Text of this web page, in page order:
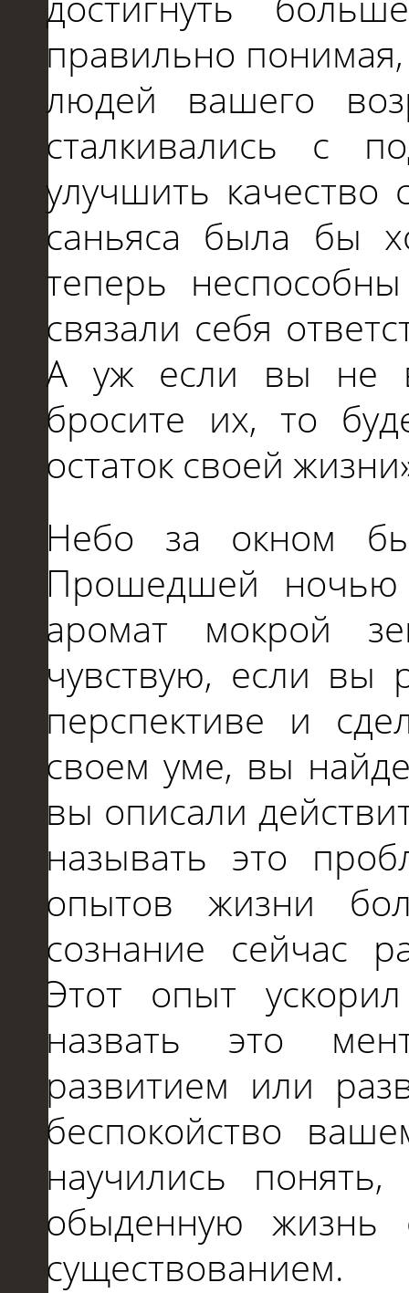
правильно понимая,
людей вашего
сталкивались с
улучшить
саньяса была бы
теперь
связали себя
А уж если вы не
бросите их, то
остаток своей
Небо за окном
Прошедшей
аромат мокрой
чувствую, если вы
перспективе и
своем уме, вы
вы описали
называть это
опытов жизни
сознание сейчас
Этот опыт
назвать это
развитием или
беспокойство
научились
обыденную
существованием.